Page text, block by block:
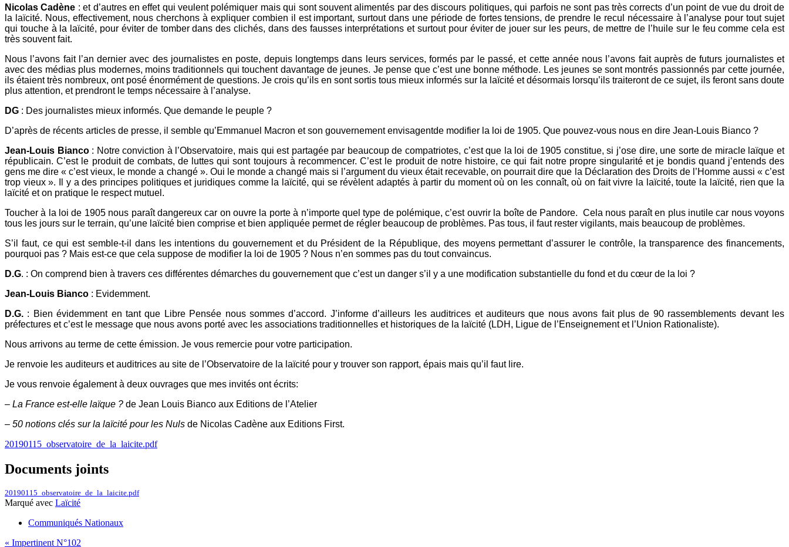
Nicolas Cadène : et d’autres en effet qui veulent polémiquer mais qui sont souvent alimentés par des discours politiques, qui parfois ne sont pas très corrects d’un point de vue du droit de
la laïcité. Nous, effectivement, nous cherchons à expliquer combien il est important, surtout dans une période de fortes tensions, de prendre le recul nécessaire à l’analyse pour tout sujet
qui touche à la laïcité, pour éviter de tomber dans des clichés, dans des fausses interprétations et surtout pour éviter de jouer sur les peurs, de mettre de l’huile sur le feu comme cela est
très souvent fait.
Nous l’avons fait l’an dernier avec des journalistes en poste, depuis longtemps dans leurs services, formés par le passé, et cette année nous l’avons fait auprès de futurs journalistes et
avec des médias plus modernes, moins traditionnels qui touchent davantage de jeunes. Je pense que c’est une bonne méthode. Les jeunes se sont montrés passionnés par cette journée,
ils étaient très nombreux, ont posé énormément de questions. Je crois qu’ils en sont sortis tous mieux informés sur la laïcité et désormais lorsqu’ils traiteront de ce sujet, ils feront sans doute
plus attention, et prendront le temps nécessaire à l’analyse.
DG : Des journalistes mieux informés. Que demande le peuple ?
D’après de récents articles de presse, il semble qu’Emmanuel Macron et son gouvernement envisagentde modifier la loi de 1905. Que pouvez-vous nous en dire Jean-Louis Bianco ?
Jean-Louis Bianco: Notre conviction à l’Observatoire, mais qui est partagée par beaucoup de compatriotes, c’est que la loi de 1905 constitue, si j’ose dire, une sorte de miracle laïque et
républicain. C’est le produit de combats, de luttes qui sont toujours à recommencer. C’est le produit de notre histoire, ce qui fait notre propre singularité et je bondis quand j’entends des
gens me dire « c’est vieux, le monde a changé ». Oui le monde a changé mais si l’argument du vieux était recevable, on pourrait dire que la Déclaration des Droits de l’Homme aussi « c’est
trop vieux ». Il y a des principes politiques et juridiques comme la laïcité, qui se révèlent adaptés à partir du moment où on les connaît, où on fait vivre la laïcité, toute la laïcité, rien que la
laïcité et on pratique le respect mutuel.
Toucher à la loi de 1905 nous paraît dangereux car on ouvre la porte à n’importe quel type de polémique, c’est ouvrir la boîte de Pandore. Cela nous paraît en plus inutile car nous voyons
tous les jours sur le terrain, qu’une laïcité bien comprise et bien appliquée permet de régler beaucoup de problèmes. Pas tous, il faut rester vigilants, mais beaucoup de problèmes.
S’il faut, ce qui est semble-t-il dans les intentions du gouvernement et du Président de la République, des moyens permettant d’assurer le contrôle, la transparence des financements,
pourquoi pas ? Mais est-ce que cela suppose de modifier la loi de 1905 ? Nous n’en sommes pas du tout convaincus.
D.G. : On comprend bien à travers ces différentes démarches du gouvernement que c’est un danger s’il y a une modification substantielle du fond et du cœur de la loi ?
Jean-Louis Bianco : Evidemment.
D.G. : Bien évidemment en tant que Libre Pensée nous sommes d’accord. J’informe d’ailleurs les auditrices et auditeurs que nous avons fait plus de 90 rassemblements devant les
préfectures et c’est le message que nous avons porté avec les associations traditionnelles et historiques de la laïcité (LDH, Ligue de l’Enseignement et l’Union Rationaliste).
Nous arrivons au terme de cette émission. Je vous remercie pour votre participation.
Je renvoie les auditeurs et auditrices au site de l’Observatoire de la laïcité pour y trouver son rapport, épais mais qu’il faut lire.
Je vous renvoie également à deux ouvrages que mes invités ont écrits:
– La France est-elle laïque ? de Jean Louis Bianco aux Editions de l’Atelier
– 50 notions clés sur la laïcité pour les Nuls de Nicolas Cadène aux Editions First.
20190115_observatoire_de_la_laicite.pdf
Documents joints
20190115_observatoire_de_la_laicite.pdf
Marqué avec Laïcité
Communiqués Nationaux
« Impertinent N°102